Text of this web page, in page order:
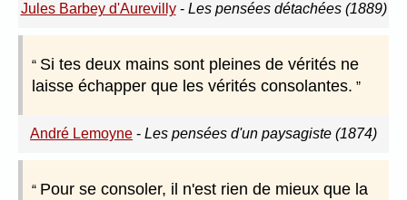
Jules Barbey d'Aurevilly- Les pensées détachées (1889)
Si tes deux mains sont pleines de vérités ne
laisse échapper que les vérités consolantes.
André Lemoyne - Les pensées d'un paysagiste (1874)
Pour se consoler, il n'est rien de mieux que la